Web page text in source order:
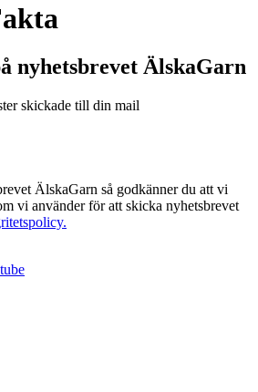
nyhetsbrevet ÄlskaGarn
skickade till din mail
ÄlskaGarn så godkänner du att vi
vi använder för att skicka nyhetsbrevet